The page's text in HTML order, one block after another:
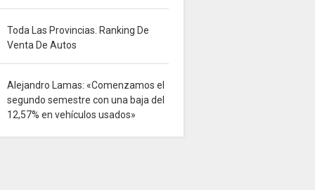
Toda Las Provincias. Ranking De
Venta De Autos
Alejandro Lamas: «Comenzamos el
segundo semestre con una baja del
12,57% en vehículos usados»